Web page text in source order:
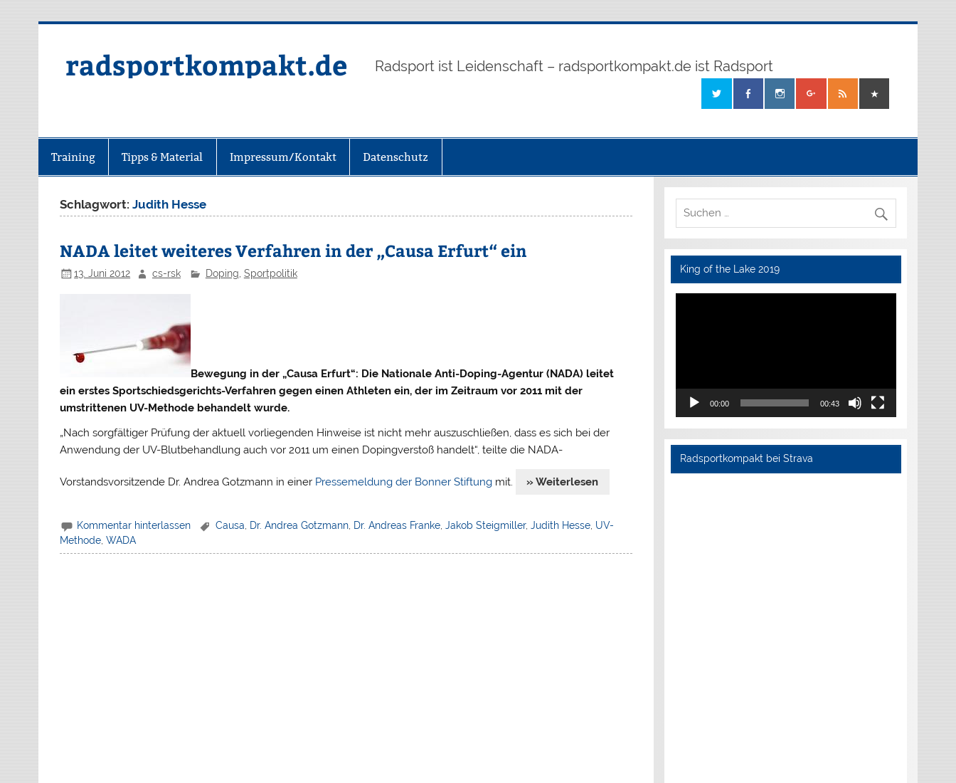
radsportkompakt.de Radsport ist Leidenschaft – radsportkompakt.de ist Radsport
Training Tipps & Material Impressum/Kontakt Datenschutz
Schlagwort:Judith Hesse
NADA leitet weiteres Verfahren in der „Causa Erfurt“ ein
13. Juni 2012 cs-rsk Doping Sportpolitik
Bewegung in der „Causa Erfurt“: Die Nationale Anti-Doping-Agentur (NADA) leitet
ein erstes Sportschiedsgerichts-Verfahren gegen einen Athleten ein, der im Zeitraum vor 2011 mit der
umstrittenen UV-Methode behandelt wurde.
„Nach sorgfältiger Prüfung der aktuell vorliegenden Hinweise ist nicht mehr auszuschließen, dass es sich bei der
Anwendung der UV-Blutbehandlung auch vor 2011 um einen Dopingverstoß handelt“, teilte die NADA-
Vorstandsvorsitzende Dr. Andrea Gotzmann in einer Pressemeldung der Bonner Stiftung mit. » Weiterlesen
Kommentar hinterlassen Causa Dr. Andrea Gotzmann, Dr. Andreas Franke, Jakob Steigmiller, Judith Hesse, UV-
Methode,WADA
King of the Lake 2019
Video-
00:00 00:43
Radsportkompakt bei Strava